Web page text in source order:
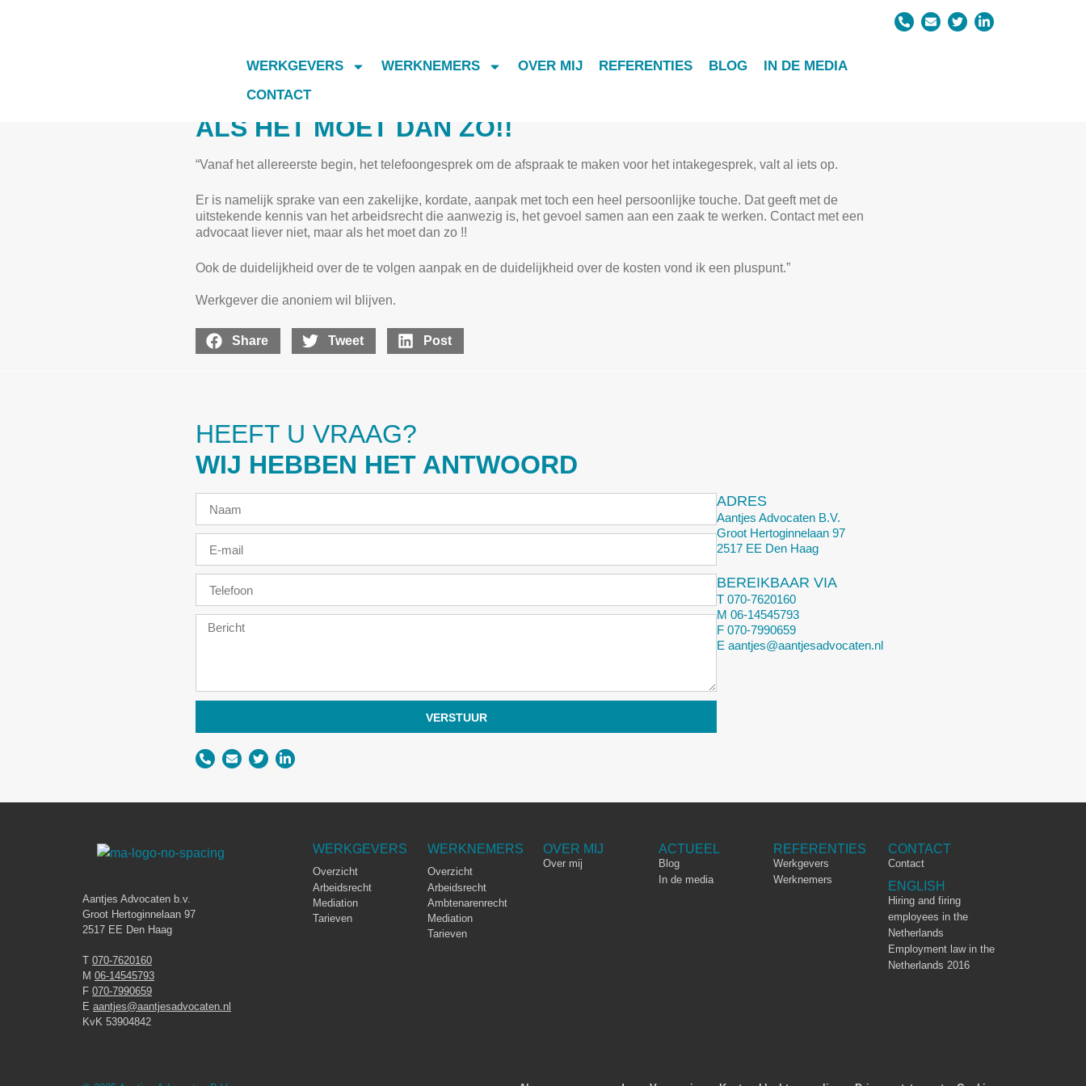
WERKGEVERS WERKNEMERS OVER MIJ REFERENTIES BLOG
IN DE MEDIA
CONTACT
Bedrijfsarts aan het woord die regelmatig naar Aantjes Advocaten doorverwijst “We hebben op een nette manier afscheid van ons personeel kunnen nemen”
CONTACT MET EEN ADVOCAAT LIEVER NIET, MAAR
ALS HET MOET DAN ZO!!
“Vanaf het allereerste begin, het telefoongesprek om de afspraak te maken voor het intakegesprek, valt al iets op.
Er is namelijk sprake van een zakelijke, kordate, aanpak met toch een heel persoonlijke touche. Dat geeft met de
uitstekende kennis van het arbeidsrecht die aanwezig is, het gevoel samen aan een zaak te werken. Contact met een
advocaat liever niet, maar als het moet dan zo !!
Ook de duidelijkheid over de te volgen aanpak en de duidelijkheid over de kosten vond ik een pluspunt.”
Werkgever die anoniem wil blijven.
Share Tweet Post
HEEFT U VRAAG?
WIJ HEBBEN HET ANTWOORD
VERSTUUR
ADRES
Aantjes Advocaten B.V.
Groot Hertoginnelaan 97
2517 EE Den Haag
BEREIKBAAR VIA
T 070-7620160
M 06-14545793
F 070-7990659
E aantjes@aantjesadvocaten.nl
Aantjes Advocaten b.v.
Groot Hertoginnelaan 97
2517 EE Den Haag
T 070-7620160
M 06-14545793
F 070-7990659
E aantjes@aantjesadvocaten.nl
KvK 53904842
WERKGEVERS
Overzicht
Arbeidsrecht
Mediation
Tarieven
WERKNEMERS
Overzicht
Arbeidsrecht
Ambtenarenrecht
Mediation
Tarieven
OVER MIJ
Over mij
ACTUEEL
Blog
In de media
REFERENTIES
Werkgevers
Werknemers
CONTACT
Contact
ENGLISH
Hiring and firing
employees in the
Netherlands
Employment law in the
Netherlands 2016